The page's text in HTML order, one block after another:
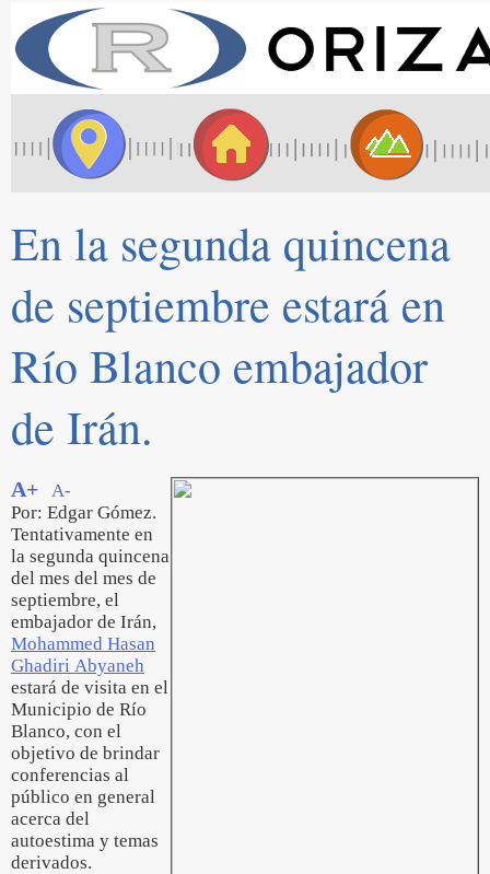
En la segunda quincena
de septiembre estará en
Río Blanco embajador
de Irán.
A+
A-
Por: Edgar Gómez.
Tentativamente en
la segunda quincena
del mes del mes de
septiembre, el
embajador de Irán,
Mohammed Hasan
Ghadiri Abyaneh
estará de visita en el
Municipio de Río
Blanco, con el
objetivo de brindar
conferencias al
público en general
acerca del
autoestima y temas
derivados.